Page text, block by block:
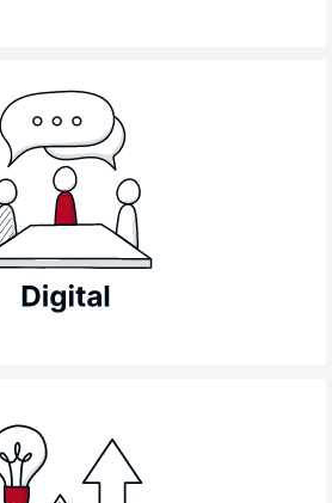
per sostenere la
digitale della tua azienda:
digital sales, digital dexterity,
business & marketing
comunicazione interna &
management.
manager, store manager,
nuove competenze di